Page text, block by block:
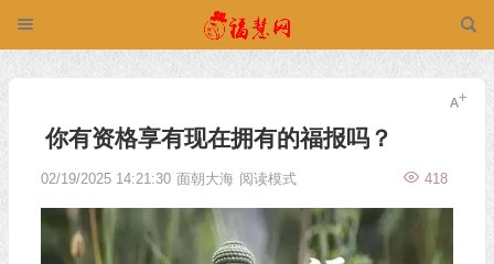
你有资格享有现在拥有的福报吗？
02/19/2025 14:21:30 面朝大海 418
阅读模式